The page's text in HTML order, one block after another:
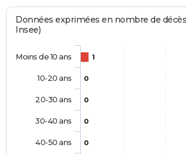
Données exprimées en nombre de
Insee)
1
0
0
0
0
Moins de 10 ans
10-20 ans
20-30 ans
30-40 ans
40-50 ans